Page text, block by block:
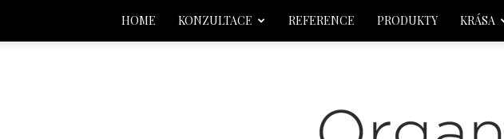
HOME KONZULTACE REFERENCE PRODUKTY KRÁSA